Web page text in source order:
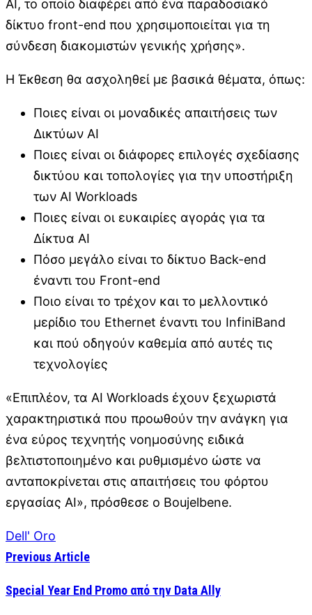
AI, το οποίο διαφέρει από ένα παραδοσιακό
δίκτυο front-end που χρησιμοποιείται για τη
σύνδεση διακομιστών γενικής χρήσης».
Η Έκθεση θα ασχοληθεί με βασικά θέματα, όπως:
Ποιες είναι οι μοναδικές απαιτήσεις των
Δικτύων AI
Ποιες είναι οι διάφορες επιλογές σχεδίασης
δικτύου και τοπολογίες για την υποστήριξη
των AI Workloads
Ποιες είναι οι ευκαιρίες αγοράς για τα
Δίκτυα AI
Πόσο μεγάλο είναι το δίκτυο Back-end
έναντι του Front-end
Ποιο είναι το τρέχον και το μελλοντικό
μερίδιο του Ethernet έναντι του InfiniBand
και πού οδηγούν καθεμία από αυτές τις
τεχνολογίες
«Επιπλέον, τα AI Workloads έχουν ξεχωριστά
χαρακτηριστικά που προωθούν την ανάγκη για
ένα εύρος τεχνητής νοημοσύνης ειδικά
βελτιστοποιημένο και ρυθμισμένο ώστε να
ανταποκρίνεται στις απαιτήσεις του φόρτου
εργασίας AI», πρόσθεσε ο Boujelbene.
Dell' Oro
Previous Article
Special Year End Promo από την Data Ally